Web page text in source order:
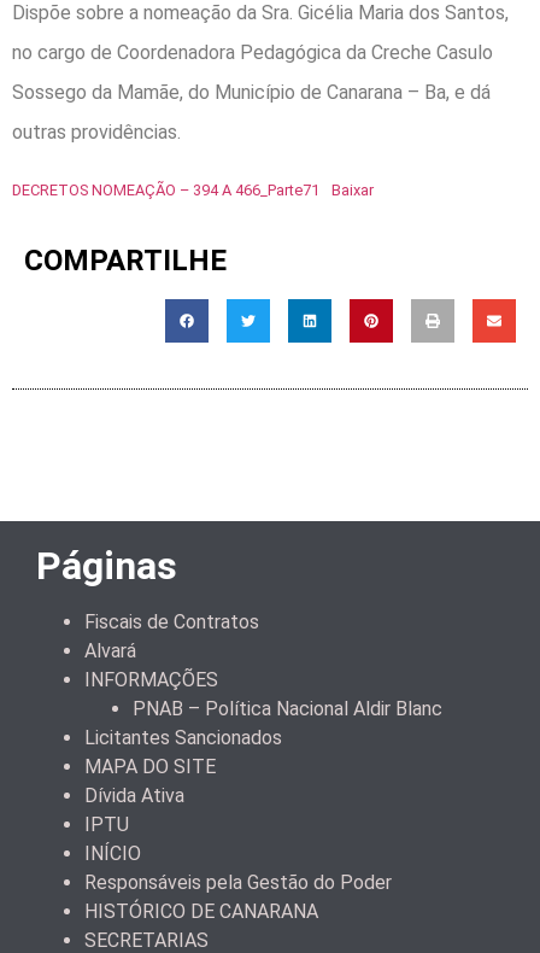
Dispõe sobre a nomeação da Sra. Gicélia Maria dos Santos,
no cargo de Coordenadora Pedagógica da Creche Casulo
Sossego da Mamãe, do Município de Canarana – Ba, e dá
outras providências.
DECRETOS NOMEAÇÃO – 394 A 466_Parte71 Baixar
COMPARTILHE
Páginas
Fiscais de Contratos
Alvará
INFORMAÇÕES
PNAB – Política Nacional Aldir Blanc
Licitantes Sancionados
MAPA DO SITE
Dívida Ativa
IPTU
INÍCIO
Responsáveis pela Gestão do Poder
HISTÓRICO DE CANARANA
SECRETARIAS